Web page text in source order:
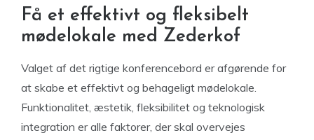
Få et effektivt og fleksibelt
mødelokale med Zederkof
Valget af det rigtige konferencebord er afgørende for
at skabe et effektivt og behageligt mødelokale.
Funktionalitet, æstetik, fleksibilitet og teknologisk
integration er alle faktorer, der skal overvejes